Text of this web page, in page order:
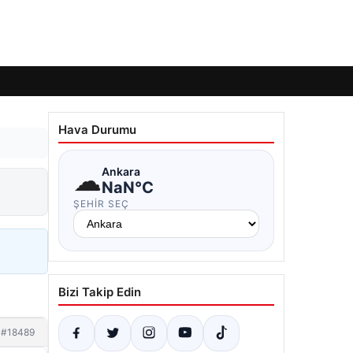
#18489
Hava Durumu
☁Ankara
NaN°C
ŞEHIR SEÇ
Bizi Takip Edin